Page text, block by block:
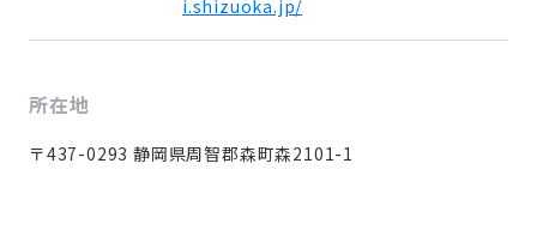
i.shizuoka.jp/
所在地
〒437-0293 静岡県周智郡森町森2101-1